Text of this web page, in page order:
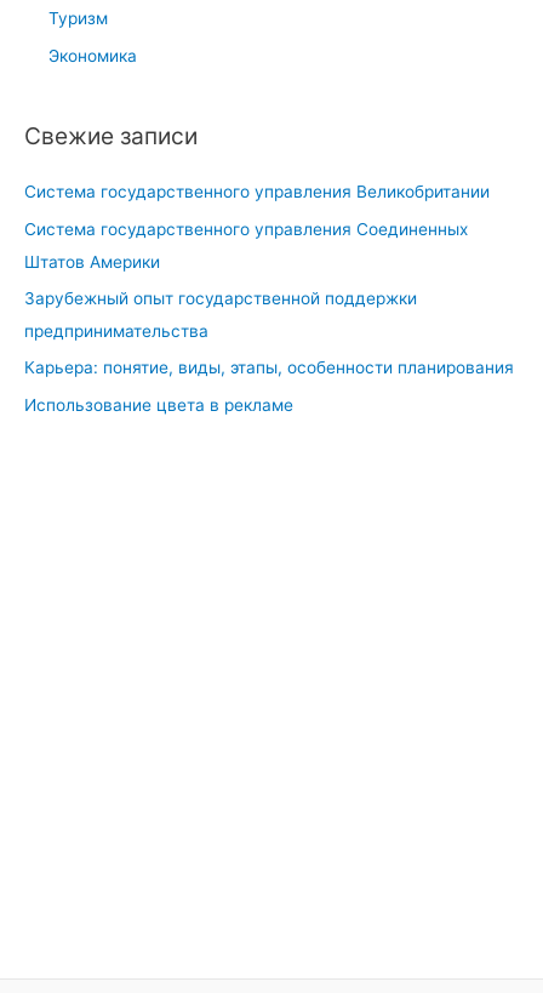
Туризм
Экономика
Свежие записи
Система государственного управления Великобритании
Система государственного управления Соединенных
Штатов Америки
Зарубежный опыт государственной поддержки
предпринимательства
Карьера: понятие, виды, этапы, особенности планирования
Использование цвета в рекламе